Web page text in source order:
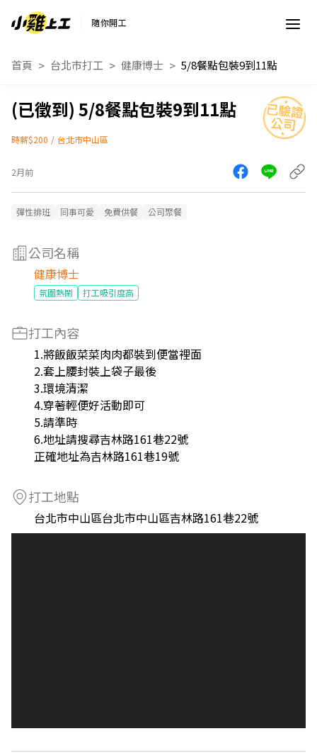
隨你開工
首頁 台北市打工 健康博士 5/8餐點包裝9到11點
5/8餐點包裝9到11點
時薪$200 / 台北市中山區
2月前
彈性排班 同事可愛 免費供餐 公司聚餐
公司名稱
健康博士
氛圍熱鬧 打工吸引度高
打工內容
1.將飯飯菜菜肉肉都裝到便當裡面
2.套上腰封裝上袋子最後
3.環境清潔
4.穿著輕便好活動即可
5.請準時
6.地址請搜尋吉林路161巷22號
正確地址為吉林路161巷19號
打工地點
台北市中山區台北市中山區吉林路161巷22號